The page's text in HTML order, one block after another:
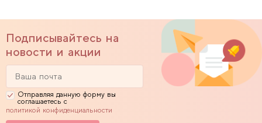
Подписывайтесь на
новости и акции
Отправляя данную форму вы
соглашаетесь с
политикой конфиденциальности